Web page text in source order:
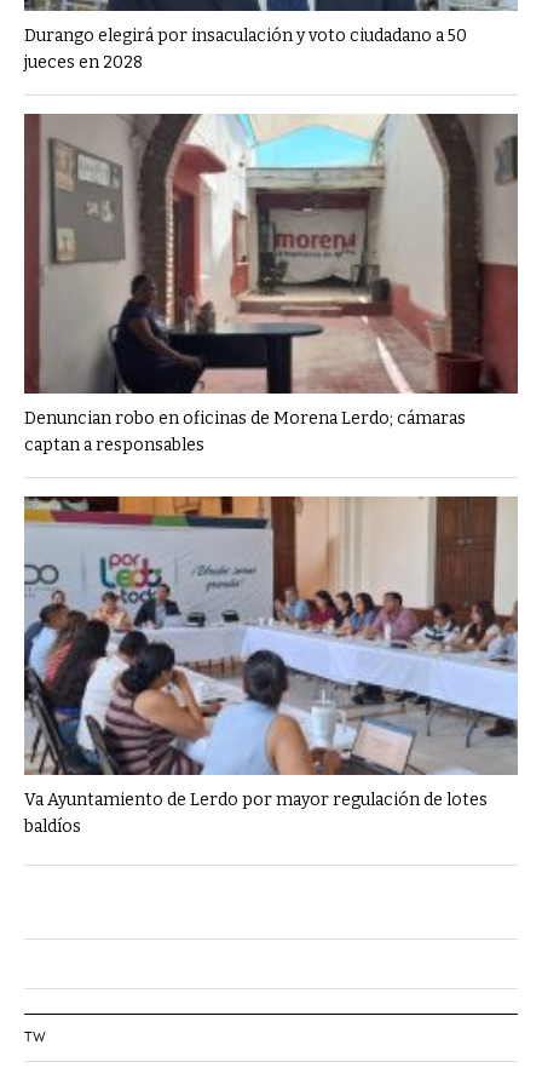
Durango elegirá por insaculación y voto ciudadano a 50
jueces en 2028
Denuncian robo en oficinas de Morena Lerdo; cámaras
captan a responsables
Va Ayuntamiento de Lerdo por mayor regulación de lotes
baldíos
TW